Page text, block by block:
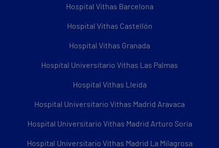
Hospital Vithas Barcelona
Hospital Vithas Castellón
Hospital Vithas Granada
Hospital Universitario Vithas Las Palmas
Hospital Vithas Lleida
Hospital Universitario Vithas Madrid Aravaca
Hospital Universitario Vithas Madrid Arturo Soria
Hospital Universitario Vithas Madrid La Milagrosa